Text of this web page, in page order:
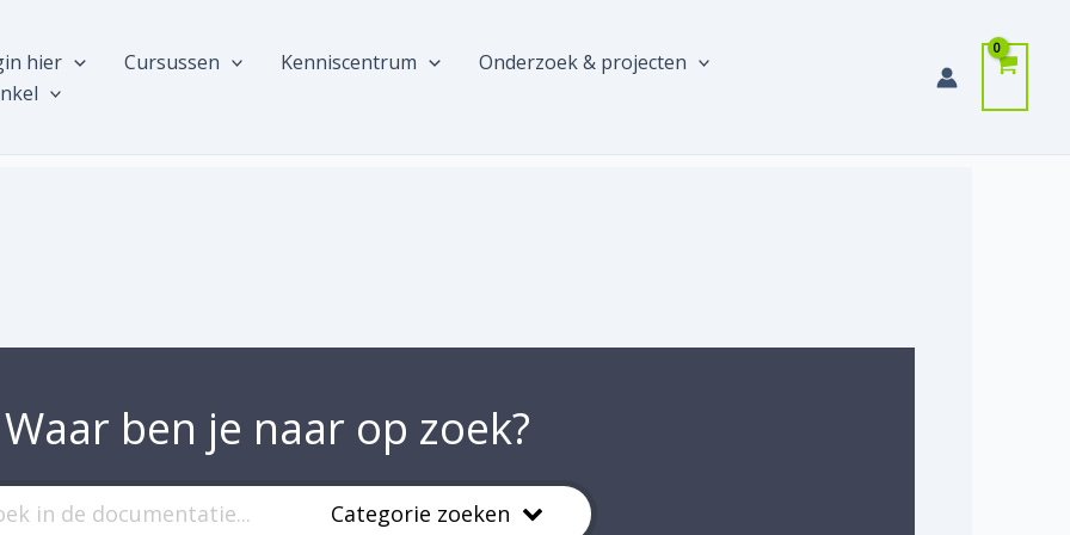
hier Cursussen Kenniscentrum
Onderzoek & projecten
Waar ben je naar op zoek?
Categorie zoeken